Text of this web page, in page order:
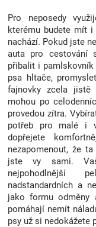
Pro neposedy
kterému budete mít
nachází. Pokud jste
auta pro cestování
přibalit i
psa hltače,
fajnovky zcela jistě
mohou po
provedou zítra.
potřeb pro malé i
dopřejete
nezapomenout, že
jste vy sami.
nejpohodlnější
nadstandardních a
jako formu
pomáhají nemít
psy už si nedokážete